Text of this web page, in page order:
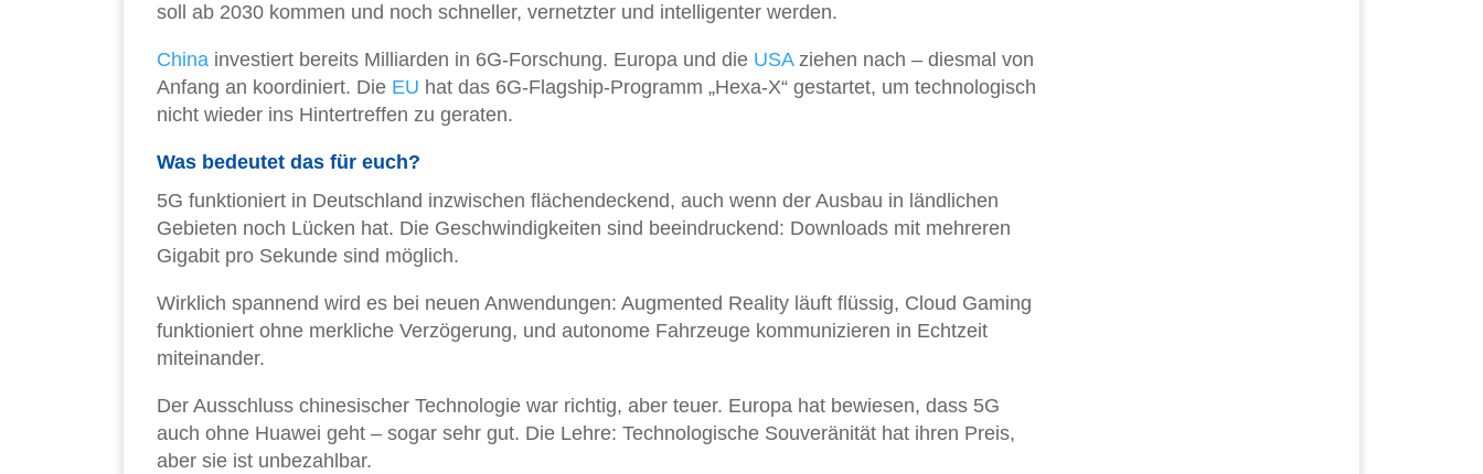
soll ab 2030 kommen und noch schneller, vernetzter und intelligenter werden.
China investiert bereits Milliarden in 6G-Forschung. Europa und die USAziehen nach – diesmal von
Anfang an koordiniert. Die EU hat das 6G-Flagship-Programm „Hexa-X“ gestartet, um technologisch
nicht wieder ins Hintertreffen zu geraten.
Was bedeutet das für euch?
5G funktioniert in Deutschland inzwischen flächendeckend, auch wenn der Ausbau in ländlichen
Gebieten noch Lücken hat. Die Geschwindigkeiten sind beeindruckend: Downloads mit mehreren
Gigabit pro Sekunde sind möglich.
Wirklich spannend wird es bei neuen Anwendungen: Augmented Reality läuft flüssig, Cloud Gaming
funktioniert ohne merkliche Verzögerung, und autonome Fahrzeuge kommunizieren in Echtzeit
miteinander.
Der Ausschluss chinesischer Technologie war richtig, aber teuer. Europa hat bewiesen, dass 5G
auch ohne Huawei geht – sogar sehr gut. Die Lehre: Technologische Souveränität hat ihren Preis,
aber sie ist unbezahlbar.